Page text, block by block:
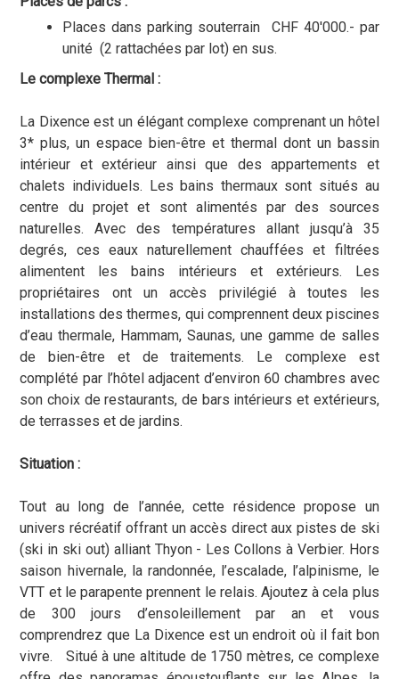
Places dans parking souterrain CHF 40'000.- par
unité (2 rattachées par lot) en sus.
Le complexe Thermal :
La Dixence est un élégant complexe comprenant un hôtel
3* plus, un espace bien-être et thermal dont un bassin
intérieur et extérieur ainsi que des appartements et
chalets individuels. Les bains thermaux sont situés au
centre du projet et sont alimentés par des sources
naturelles. Avec des températures allant jusqu’à 35
degrés, ces eaux naturellement chauffées et filtrées
alimentent les bains intérieurs et extérieurs. Les
propriétaires ont un accès privilégié à toutes les
installations des thermes, qui comprennent deux piscines
d’eau thermale, Hammam, Saunas, une gamme de salles
de bien-être et de traitements. Le complexe est
complété par l’hôtel adjacent d’environ 60 chambres avec
son choix de restaurants, de bars intérieurs et extérieurs,
de terrasses et de jardins.
Situation :
Tout au long de l’année, cette résidence propose un
univers récréatif offrant un accès direct aux pistes de ski
(ski in ski out) alliant Thyon - Les Collons à Verbier. Hors
saison hivernale, la randonnée, l’escalade, l’alpinisme, le
VTT et le parapente prennent le relais. Ajoutez à cela plus
de 300 jours d’ensoleillement par an et vous
comprendrez que La Dixence est un endroit où il fait bon
vivre. Situé à une altitude de 1750 mètres, ce complexe